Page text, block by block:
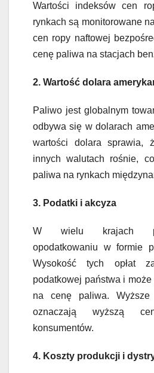
Wartości indeksów cen
rynkach są monitorowane
cen ropy naftowej
cenę paliwa na stacjach
2. Wartość dolara
Paliwo jest globalnym
odbywa się w dolarach
wartości dolara sprawia,
innych walutach rośnie,
paliwa na rynkach
3. Podatki i akcyza
W wielu krajach
opodatkowaniu w formie
Wysokość tych opłat
podatkowej państwa i może
na cenę paliwa.
oznaczają wyższą
konsumentów.
4. Koszty produkcji i